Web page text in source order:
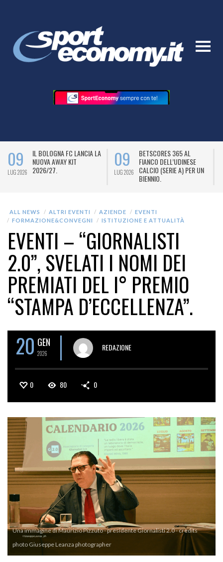
09
LUG 2026
IL BOLOGNA FC LANCIA LA
NUOVA AWAY KIT
2026/27.
09
LUG 2026
BETSCORES 365 AL
FIANCO DELL’UDINESE
CALCIO (SERIE A) PER UN
BIENNIO.
ALL NEWS ALTRI EVENTI AZIENDE
EVENTI
FORMAZIONE&CONVEGNI
ISTITUZIONE E ATTUALITÀ
EVENTI – “GIORNALISTI
2.0”, SVELATI I NOMI DEI
PREMIATI DEL I° PREMIO
“STAMPA D’ECCELLENZA”.
20 GEN
2026
REDAZIONE
0 80 0
Una immagine di Maurizio Pizzuto - presidente Giornalisti 2.0 - credits
photo Giuseppe Leanza photographer